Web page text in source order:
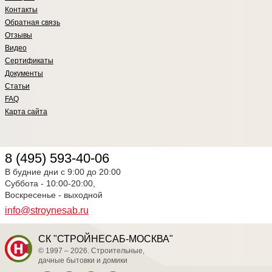
стоимость проекта заложено: Шв
10, уг 7, утепление мин. ватой
фирмы "Кнауф", пол-ДСП16, 1
входная дверь и 1 окно
Контакты
Обратная связь
Отзывы
Видео
Сертификаты
Документы
Статьи
FAQ
Карта сайта
8 (495) 593-40-06
В будние дни с 9:00 до 20:00
Суббота - 10:00-20:00,
Воскресенье - выходной
info@stroynesab.ru
СК "СТРОЙНЕСАБ-МОСКВА"
© 1997 – 2026. Строительные,
дачные бытовки и домики